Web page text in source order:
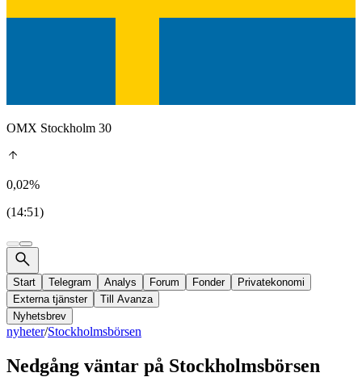
OMX Stockholm 30
0,02%
(14:51)
Start Telegram Analys Forum Fonder
Privatekonomi
Externa tjänster
Till Avanza
Nyhetsbrev
nyheter/Stockholmsbörsen
Nedgång väntar på Stockholmsbörsen